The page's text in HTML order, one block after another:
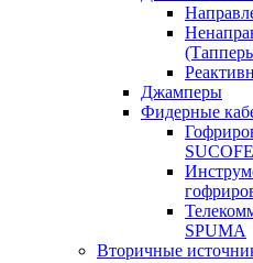
Джамперы
Фидерные
SPUMA
Вторичные